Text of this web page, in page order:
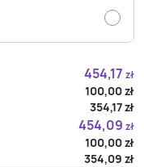
454,17 zł
100,00zł
354,17zł
454,09 zł
100,00zł
354,09 zł